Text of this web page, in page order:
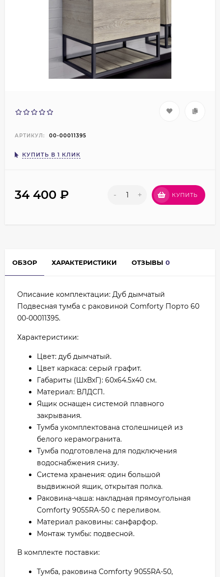
АРТИКУЛ: 00-00011395
КУПИТЬ В 1 КЛИК
34 400 ₽ - + КУПИТЬ
ОБЗОР ХАРАКТЕРИСТИКИ ОТЗЫВЫ 0
Описание комплектации: Дуб дымчатый
Подвесная тумба с раковиной Comforty Порто 60
00-00011395.
Характеристики:
Цвет: дуб дымчатый.
Цвет каркаса: серый графит.
Габариты (ШхВхГ): 60x64.5x40 см.
Материал: ВЛДСП.
Ящик оснащен системой плавного
закрывания.
Тумба укомплектована столешницей из
белого керамогранита.
Тумба подготовлена для подключения
водоснабжения снизу.
Система хранения: один большой
выдвижной ящик, открытая полка.
Раковина-чаша: накладная прямоугольная
Comforty 9055RA-50 с переливом.
Материал раковины: санфарфор.
Монтаж тумбы: подвесной.
В комплекте поставки:
Тумба, раковина Comforty 9055RA-50,